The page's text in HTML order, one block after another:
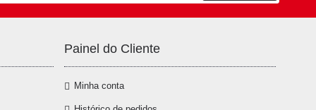
Painel do Cliente
Minha conta